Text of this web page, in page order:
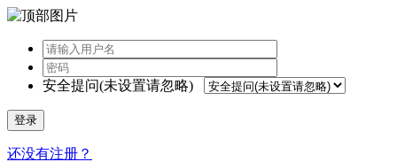
安全提问(未设置请忽略)
登录
还没有注册？